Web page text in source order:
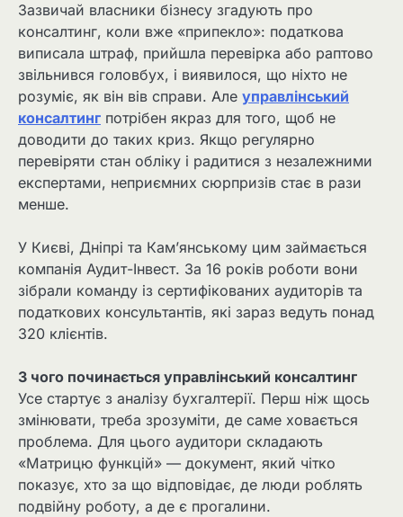
Зазвичай власники бізнесу згадують про
консалтинг, коли вже «припекло»: податкова
виписала штраф, прийшла перевірка або раптово
звільнився головбух, і виявилося, що ніхто не
розуміє, як він вів справи. Але управлінський
консалтинг потрібен якраз для того, щоб не
доводити до таких криз. Якщо регулярно
перевіряти стан обліку і радитися з незалежними
експертами, неприємних сюрпризів стає в рази
менше.
У Києві, Дніпрі та Кам’янському цим займається
компанія Аудит-Інвест. За 16 років роботи вони
зібрали команду із сертифікованих аудиторів та
податкових консультантів, які зараз ведуть понад
320 клієнтів.
З чого починається управлінський консалтинг
Усе стартує з аналізу бухгалтерії. Перш ніж щось
змінювати, треба зрозуміти, де саме ховається
проблема. Для цього аудитори складають
«Матрицю функцій» — документ, який чітко
показує, хто за що відповідає, де люди роблять
подвійну роботу, а де є прогалини.